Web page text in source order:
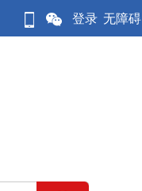
登录 无障碍